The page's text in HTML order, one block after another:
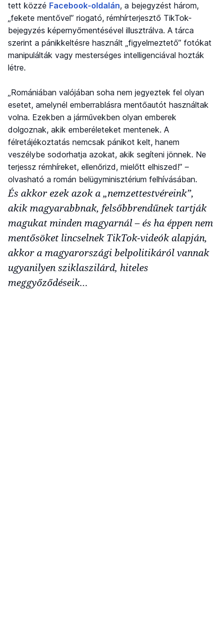
tett közzé Facebook-oldalán, a bejegyzést három,
„fekete mentővel” riogató, rémhírterjesztő TikTok-
bejegyzés képernyőmentésével illusztrálva. A tárca
szerint a pánikkeltésre használt „figyelmeztető” fotókat
manipulálták vagy mesterséges intelligenciával hozták
létre.
„Romániában valójában soha nem jegyeztek fel olyan
esetet, amelynél emberrablásra mentőautót használtak
volna. Ezekben a járművekben olyan emberek
dolgoznak, akik emberéleteket mentenek. A
félretájékoztatás nemcsak pánikot kelt, hanem
veszélybe sodorhatja azokat, akik segíteni jönnek. Ne
terjessz rémhíreket, ellenőrizd, mielőtt elhiszed!” –
olvasható a román belügyminisztérium felhívásában.
És akkor ezek azok a „nemzettestvéreink”,
akik magyarabbnak, felsőbbrendűnek tartják
magukat minden magyarnál – és ha éppen nem
mentősöket lincselnek TikTok-videók alapján,
akkor a magyarországi belpolitikáról vannak
ugyanilyen sziklaszilárd, hiteles
meggyőződéseik…